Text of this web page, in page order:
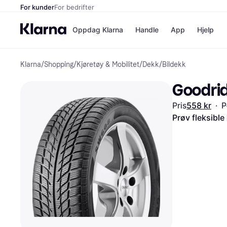
For kunderFor bedrifter
Oppdag Klarna
Betal nå
Betal i 3
Betal innen
Finansiering
Handle App Hjelp
Klarna/Shopping/Kjøretøy & Mobilitet/Dekk/Bildekk
Pris558 kr ·
Prøv